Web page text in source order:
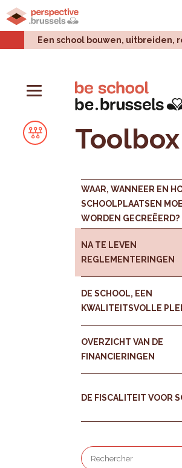
Home Stadsprojecten
Een school bouwen, uitbreiden,
Toolbox
WAAR, WANNEER EN
SCHOOLPLAATSEN
WORDEN GECREËERD?
NA TE LEVEN
REGLEMENTERINGEN
DE SCHOOL, EEN
KWALITEITSVOLLE
OVERZICHT VAN DE
FINANCIERINGEN
DE FISCALITEIT VOOR